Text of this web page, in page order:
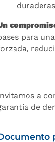
para
a
de